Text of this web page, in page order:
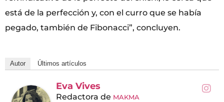
está de la perfección y, con el curro que se había
pegado, también de Fibonacci”, concluyen.
Autor Últimos artículos
Eva Vives
Redactora de MAKMA